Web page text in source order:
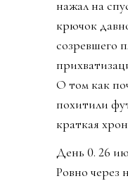
нажал на
крючок
созревшего
О том как
похитили
краткая
День 0. 26
Ровно через